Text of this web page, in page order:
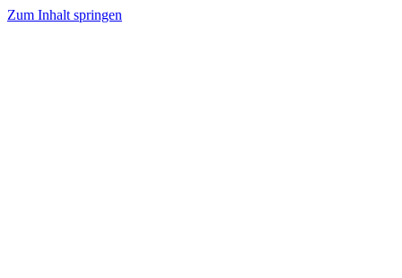
Zum Inhalt springen